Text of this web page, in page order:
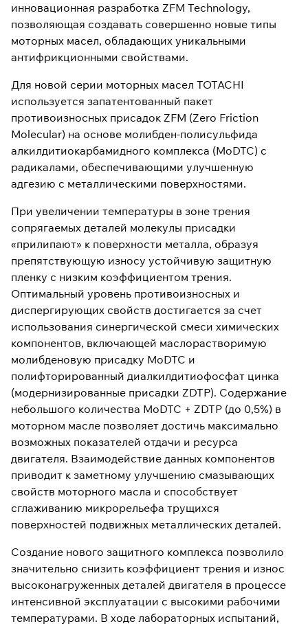
инновационная разработка ZFM Technology,
позволяющая создавать совершенно новые типы
моторных масел, обладающих уникальными
антифрикционными свойствами.
Для новой серии моторных масел TOTACHI
используется запатентованный пакет
противоизносных присадок ZFM (Zero Friction
Molecular) на основе молибден-полисульфида
алкилдитиокарбамидного комплекса (MoDTC) с
радикалами, обеспечивающими улучшенную
адгезию с металлическими поверхностями.
При увеличении температуры в зоне трения
сопрягаемых деталей молекулы присадки
«прилипают» к поверхности металла, образуя
препятствующую износу устойчивую защитную
пленку с низким коэффициентом трения.
Оптимальный уровень противоизносных и
диспергирующих свойств достигается за счет
использования синергической смеси химических
компонентов, включающей маслорастворимую
молибденовую присадку MoDTC и
полифторированный диалкилдитиофосфат цинка
(модернизированные присадки ZDTP). Содержание
небольшого количества MoDTC + ZDTP (до 0,5%) в
моторном масле позволяет достичь максимально
возможных показателей отдачи и ресурса
двигателя. Взаимодействие данных компонентов
приводит к заметному улучшению смазывающих
свойств моторного масла и способствует
сглаживанию микрорельефа трущихся
поверхностей подвижных металлических деталей.
Создание нового защитного комплекса позволило
значительно снизить коэффициент трения и износ
высоконагруженных деталей двигателя в процессе
интенсивной эксплуатации с высокими рабочими
температурами. В ходе лабораторных испытаний,